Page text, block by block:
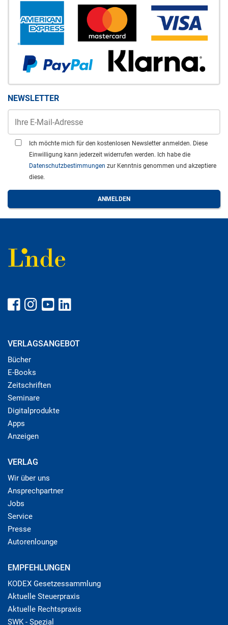
NEWSLETTER
Ich möchte mich für den kostenlosen Newsletter anmelden. Diese
Einwilligung kann jederzeit widerrufen werden. Ich habe die
Datenschutzbestimmungen zur Kenntnis genommen und akzeptiere
diese.
VERLAGSANGEBOT
Bücher
E-Books
Zeitschriften
Seminare
Digitalprodukte
Apps
Anzeigen
VERLAG
Wir über uns
Ansprechpartner
Jobs
Service
Presse
Autorenlounge
EMPFEHLUNGEN
KODEX Gesetzessammlung
Aktuelle Steuerpraxis
Aktuelle Rechtspraxis
SWK - Spezial